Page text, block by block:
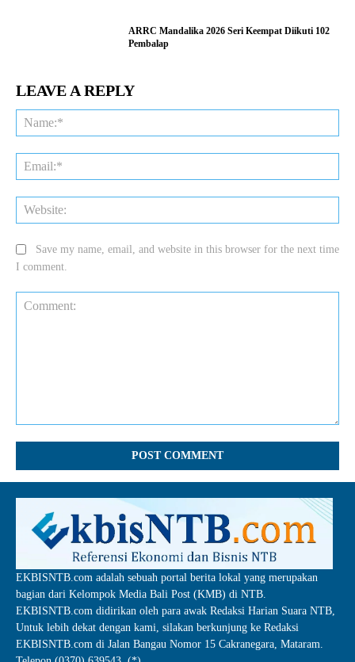
ARRC Mandalika 2026 Seri Keempat Diikuti 102
Pembalap
LEAVE A REPLY
Save my name, email, and website in this browser for the next time
I comment.
EKBISNTB.com adalah sebuah portal berita lokal yang merupakan
bagian dari Kelompok Media Bali Post (KMB) di NTB.
EKBISNTB.com didirikan oleh para awak Redaksi Harian Suara NTB,
Untuk lebih dekat dengan kami, silakan berkunjung ke Redaksi
EKBISNTB.com di Jalan Bangau Nomor 15 Cakranegara, Mataram.